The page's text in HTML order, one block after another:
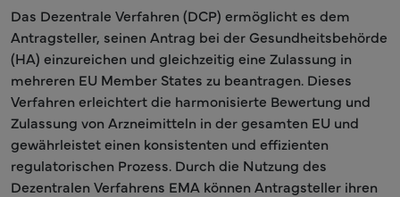
Das Dezentrale Verfahren (DCP) ermöglicht es dem
Antragsteller, seinen Antrag bei der Gesundheitsbehörde
(HA) einzureichen und gleichzeitig eine Zulassung in
mehreren EU Member States zu beantragen. Dieses
Verfahren erleichtert die harmonisierte Bewertung und
Zulassung von Arzneimitteln in der gesamten EU und
gewährleistet einen konsistenten und effizienten
regulatorischen Prozess. Durch die Nutzung des
Dezentralen Verfahrens EMA können Antragsteller ihren